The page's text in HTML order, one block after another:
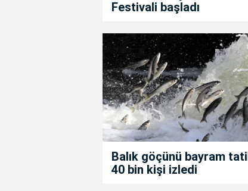
Festivali başladı
Balık göçünü bayram
40 bin kişi izledi